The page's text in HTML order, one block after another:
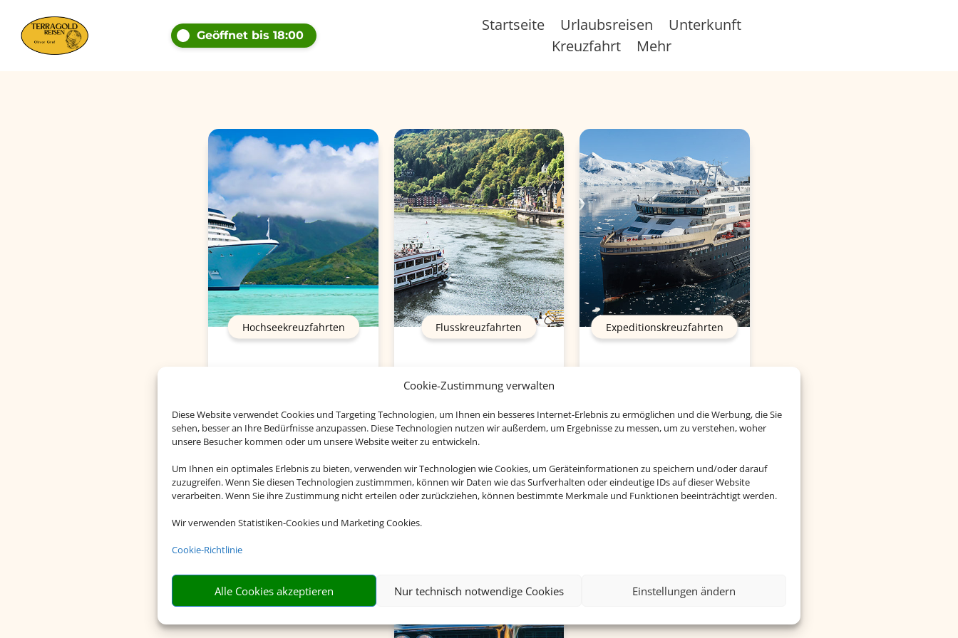
Cookie-Zustimmung verwalten
Diese Website verwendet Cookies und Targeting Technologien, um Ihnen ein besseres Internet-Erlebnis zu ermöglichen und die Werbung, die Sie
sehen, besser an Ihre Bedürfnisse anzupassen. Diese Technologien nutzen wir außerdem, um Ergebnisse zu messen, um zu verstehen, woher
unsere Besucher kommen oder um unsere Website weiter zu entwickeln.
Um Ihnen ein optimales Erlebnis zu bieten, verwenden wir Technologien wie Cookies, um Geräteinformationen zu speichern und/oder darauf
zuzugreifen. Wenn Sie diesen Technologien zustimmmen, können wir Daten wie das Surfverhalten oder eindeutige IDs auf dieser Website
verarbeiten. Wenn Sie ihre Zustimmung nicht erteilen oder zurückziehen, können bestimmte Merkmale und Funktionen beeinträchtigt werden.
Wir verwenden Statistiken-Cookies und Marketing Cookies.
Cookie-Richtlinie
Alle Cookies akzeptieren Nur technisch notwendige Cookies Einstellungen ändern
Geöffnet bis 18:00
Startseite Urlaubsreisen
Unterkunft
Kreuzfahrt
Mehr
Hochseekreuzfahrten Flusskreuzfahrten Expeditionskreuzfahrten
Empfehlungen für Ihre Reise
Sinnvolle Extras, die oft dazu gebucht werden.